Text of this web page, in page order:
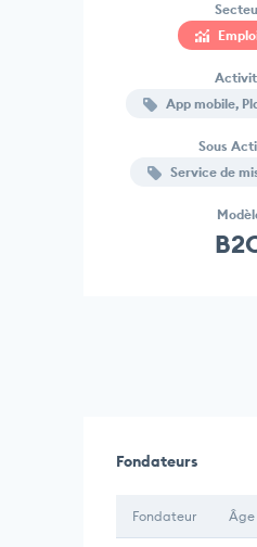
App mobile,
Sous
Service de
Fondateurs
Fondateur Âge